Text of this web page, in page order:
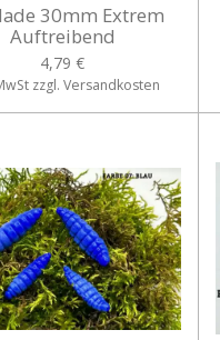
30mm Extrem
Auftreibend
4,79 €
zzgl. Versandkosten